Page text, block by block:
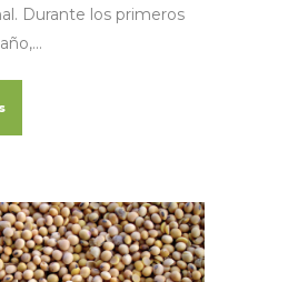
Durante los primeros